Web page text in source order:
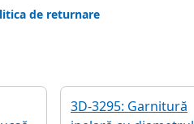
de returnare
3D-3295: Garnitură